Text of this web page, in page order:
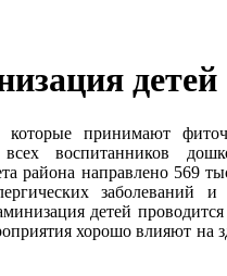
детей
принимают
воспитанников
района направлено 569
заболеваний
детей
хорошо влияют на